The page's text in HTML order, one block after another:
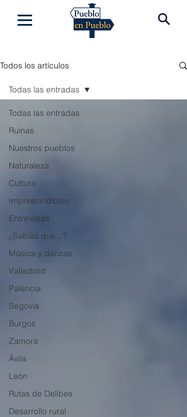
Todos los artículos
Todas las entradas
Ruinas
Nuestros pueblos
Naturaleza
Cultura
Imprescindibles
Entrevistas
¿Sabías que...?
Música y danzas
Valladolid
Palencia
Segovia
Burgos
Zamora
Ávila
León
Rutas de Delibes
Desarrollo rural
Todas las entradas